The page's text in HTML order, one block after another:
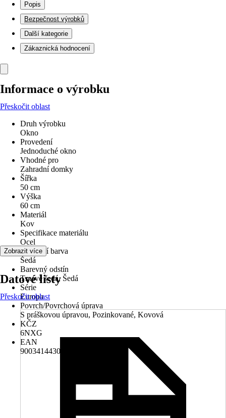
Popis
Bezpečnost výrobků
Další kategorie
Zákaznická hodnocení
Informace o výrobku
Přeskočit oblast
Druh výrobku
Okno
Provedení
Jednoduché okno
Vhodné pro
Zahradní domky
Šířka
50 cm
Výška
60 cm
Materiál
Kov
Specifikace materiálu
Ocel
Základní barva
Šedá
Barevný odstín
Tmavě šedá, Šedá
Série
Europa
Povrch/Povrchová úprava
S práškovou úpravou, Pozinkované, Kovová
KČZ
6NXG
EAN
9003414430501
Zobrazit více
Datové listy
Přeskočit oblast